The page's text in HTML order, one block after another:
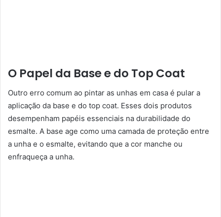
O Papel da Base e do Top Coat
Outro erro comum ao pintar as unhas em casa é pular a
aplicação da base e do top coat. Esses dois produtos
desempenham papéis essenciais na durabilidade do
esmalte. A base age como uma camada de proteção entre
a unha e o esmalte, evitando que a cor manche ou
enfraqueça a unha.